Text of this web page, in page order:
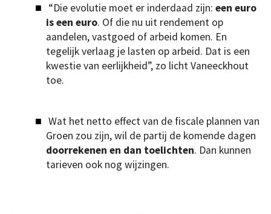
“Die evolutie moet er inderdaad zijn: een euro
is een euro. Of die nu uit rendement op
aandelen, vastgoed of arbeid komen. En
tegelijk verlaag je lasten op arbeid. Dat is een
kwestie van eerlijkheid”, zo licht Vaneeckhout
toe.
Wat het netto effect van de fiscale plannen van
Groen zou zijn, wil de partij de komende dagen
doorrekenen en dan toelichten. Dan kunnen
tarieven ook nog wijzingen.